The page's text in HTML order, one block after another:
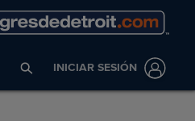
INICIAR SESIÓN